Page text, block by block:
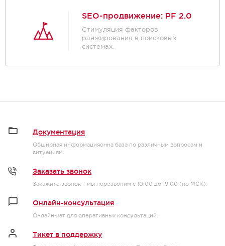
SEO-продвижение: PF 2.0
Стимуляция факторов
ранжирования в поисковых
системах.
Документация
Обширная информацияонна база по различным вопросам и
ситуациям.
Заказать звонок
Закажите звонок – мы перезвоним с 10:00 до 19:00 (по МСК).
Онлайн-консультация
Онлайн-чат для оперативных консультаций.
Тикет в поддержку